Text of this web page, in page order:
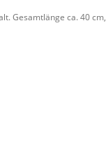
Gesamtlänge ca. 40 cm,